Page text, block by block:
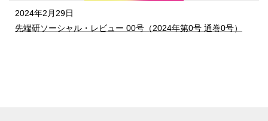
2024年2月29日
先端研ソーシャル・レビュー 00号（2024年第0号 通巻0号）